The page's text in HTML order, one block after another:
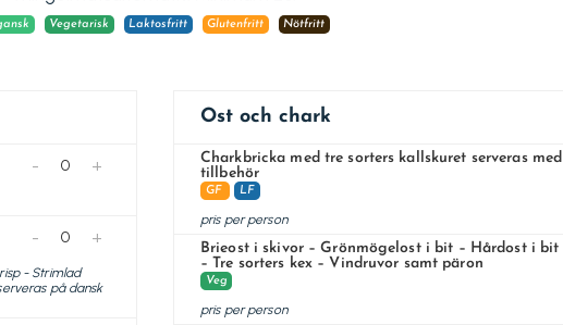
Vegetarisk Laktosfritt Glutenfritt Nötfritt
- +
- +
- Strimlad
på dansk
Ost och chark
Charkbricka med tre sorters kallskuret serveras med
tillbehör
GF LF
pris per person
Brieost i skivor – Grönmögelost i bit – Hårdost i bit
– Tre sorters kex – Vindruvor samt päron
Veg
pris per person